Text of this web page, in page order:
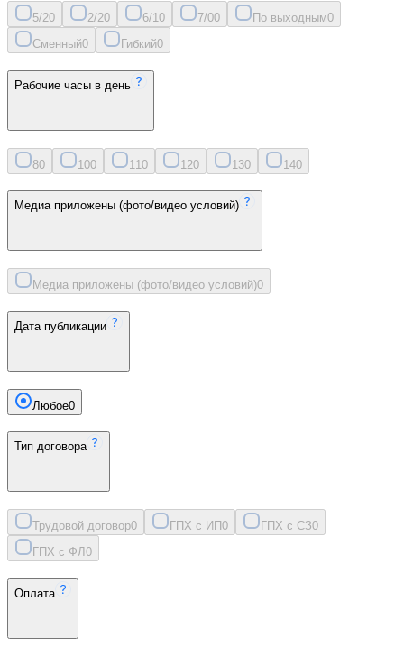
5/20 2/20 6/10 7/00 По выходным0
Сменный0 Гибкий0
Рабочие часы в день
80 100 11 0 120 130 140
Медиа приложены (фото/видео условий)
Медиа приложены (фото/видео условий)0
Дата публикации
Любое0
Тип договора
Трудовой договор0 ГПХ с ИП0 ГПХ с СЗ0
ГПХ с ФЛ 0
Оплата